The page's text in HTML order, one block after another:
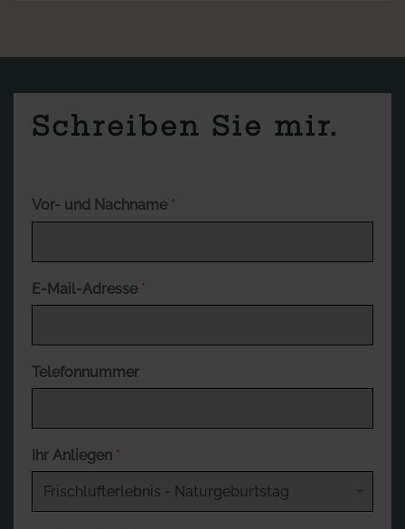
Schreiben Sie mir.
Vor- und Nachname *
E-Mail-Adresse *
Telefonnummer
Ihr Anliegen *